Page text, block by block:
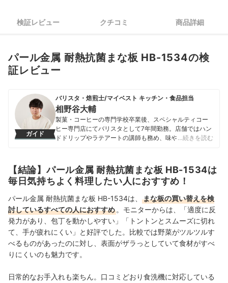
検証レビュー クチコミ 商品詳細
パール金属 耐熱抗菌まな板 HB-1534の検
証レビュー
ガイド
バリスタ・焙煎士/マイベスト キッチン・食品担当
相野谷大輔
製菓・コーヒーの専門学校卒業後、スペシャルティコー
ヒー専門店にてバリスタとして7年間勤務。店舗ではハン
ドドリップやラテアートの講師も務め、味や香りへの繊
調理器具やキッチン雑貨、食品・ドリンク、ギフトアイ
テムなど、食まわり全般の商材の比較検証を担当。「ユ
ーザーの立場に立って考える」をモットーに、日々の業
在も現場に立ち、実体験に基づいたリアルなレビューを
届けている。
相野谷大輔のプロフィール
…続きを読む
【結論】パール金属 耐熱抗菌まな板 HB-1534は
毎日気持ちよく料理したい人におすすめ！
パール金属 耐熱抗菌まな板 HB-1534は、
まな板の買い替えを検
討しているすべての人におすすめ 。モニターからは、「適度に反
発力があり、包丁を動かしやすい」「トントンとスムーズに切れ
て、手が疲れにくい」と好評でした。比較では野菜がツルツルす
べるものがあったのに対し、表面がザラっとしていて食材がすべ
りにくいのも魅力です。
日常的なお手入れも楽ちん。口コミどおり食洗機に対応している